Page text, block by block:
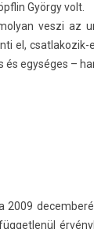
György volt.
veszi az
el,
és egységes –